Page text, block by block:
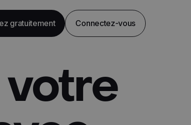
gratuitement Connectez-vous